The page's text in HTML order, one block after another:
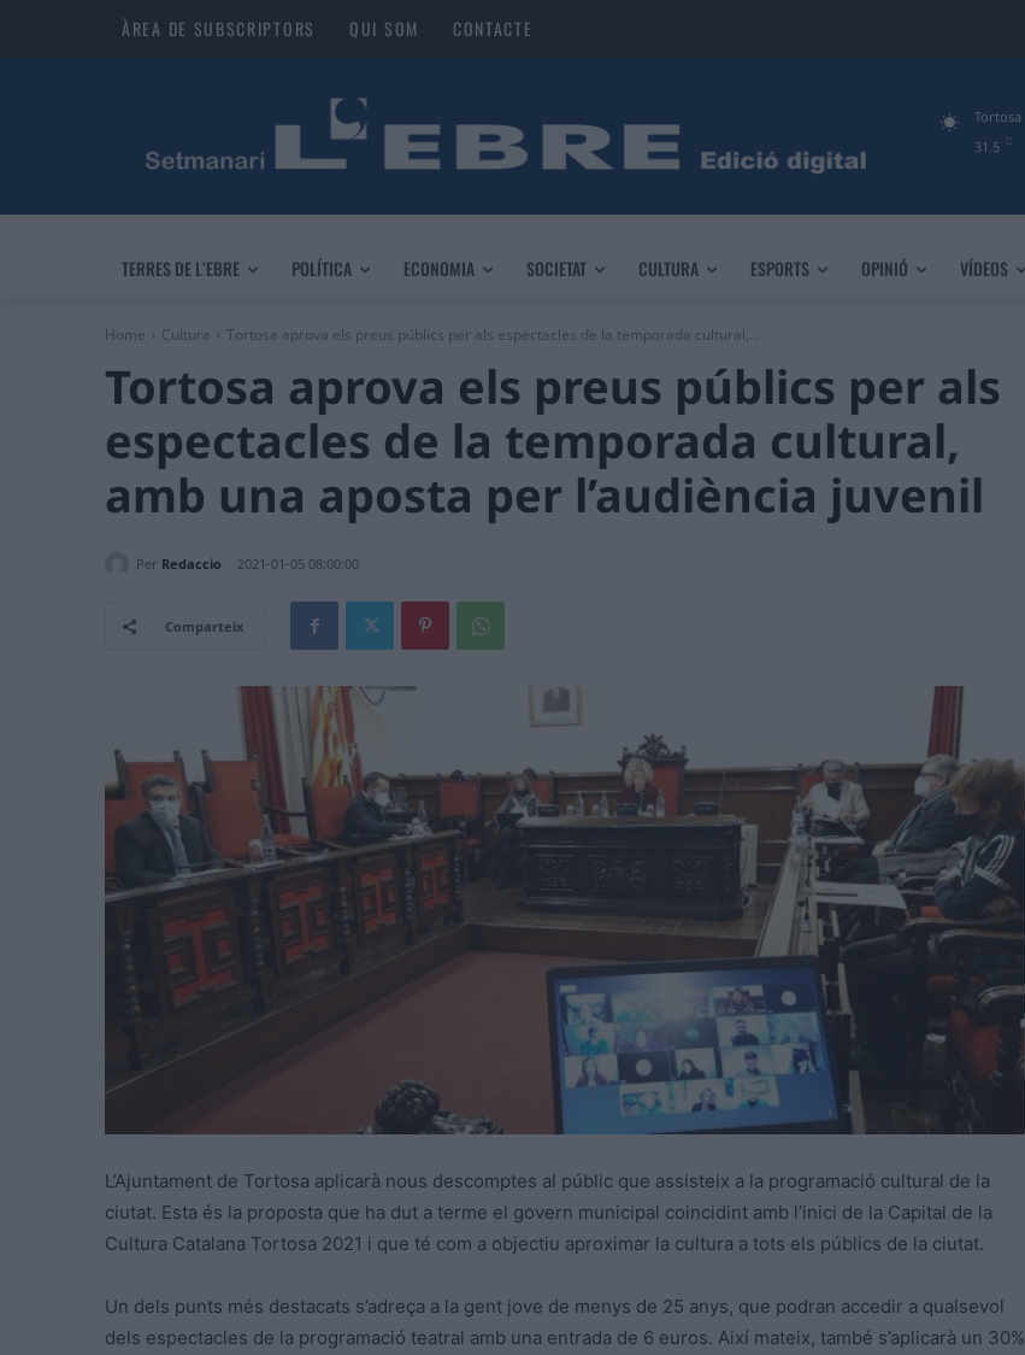
ÀREA DE SUBSCRIPTORS QUI SOM CONTACTE
31.5 C
Tortosa
TERRES DE L’EBRE POLÍTICA ECONOMIA SOCIETAT CULTURA ESPORTS OPINIÓ VÍDEOS
Home Cultura Tortosa aprova els preus públics per als espectacles de la temporada cultural,...
Tortosa aprova els preus públics per als
espectacles de la temporada cultural,
amb una aposta per l’audiència juvenil
Per Redaccio 2021-01-05 08:00:00
Comparteix
L’Ajuntament de Tortosa aplicarà nous descomptes al públic que assisteix a la programació cultural de la
ciutat. Esta és la proposta que ha dut a terme el govern municipal coincidint amb l’inici de la Capital de la
Cultura Catalana Tortosa 2021 i que té com a objectiu aproximar la cultura a tots els públics de la ciutat.
Un dels punts més destacats s’adreça a la gent jove de menys de 25 anys, que podran accedir a qualsevol
dels espectacles de la programació teatral amb una entrada de 6 euros. Així mateix, també s’aplicarà un 30%